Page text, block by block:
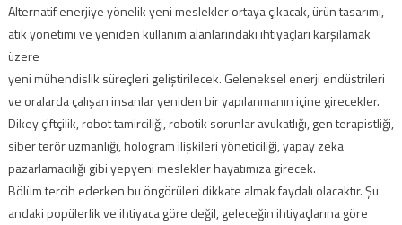
Alternatif enerjiye yönelik yeni meslekler ortaya çıkacak, ürün tasarımı,
atık yönetimi ve yeniden kullanım alanlarındaki ihtiyaçları karşılamak
üzere
yeni mühendislik süreçleri geliştirilecek. Geleneksel enerji endüstrileri
ve oralarda çalışan insanlar yeniden bir yapılanmanın içine girecekler.
Dikey çiftçilik, robot tamirciliği, robotik sorunlar avukatlığı, gen terapistliği,
siber terör uzmanlığı, hologram ilişkileri yöneticiliği, yapay zeka
pazarlamacılığı gibi yepyeni meslekler hayatımıza girecek.
Bölüm tercih ederken bu öngörüleri dikkate almak faydalı olacaktır. Şu
andaki popülerlik ve ihtiyaca göre değil, geleceğin ihtiyaçlarına göre